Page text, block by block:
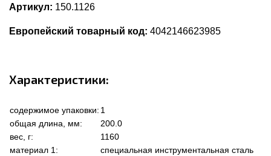
Артикул: 150.1126
Европейский товарный код: 4042146623985
Характеристики:
содержимое упаковки: 1
общая длина, мм:
200.0
вес, г:
1160
материал 1:
специальная инструментальная сталь